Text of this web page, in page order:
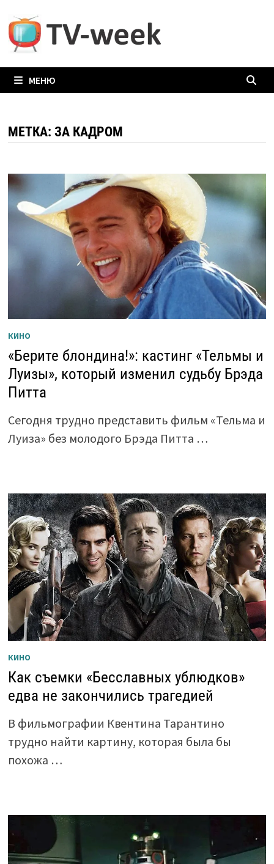
содержимому
МЕНЮ
МЕТКА: ЗА КАДРОМ
КИНО
«Берите блондина!»: кастинг «Тельмы и
Луизы», который изменил судьбу Брэда
Питта
Сегодня трудно представить фильм «Тельма и
Луиза» без молодого Брэда Питта …
КИНО
Как съемки «Бесславных ублюдков»
едва не закончились трагедией
В фильмографии Квентина Тарантино
трудно найти картину, которая была бы
похожа …